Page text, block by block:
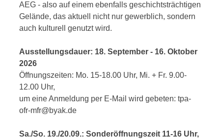
AEG - also auf einem ebenfalls geschichtsträchtigen
Gelände, das aktuell nicht nur gewerblich, sondern
auch kulturell genutzt wird.
Ausstellungsdauer: 18. September - 16. Oktober
2026
Öffnungszeiten: Mo. 15-18.00 Uhr, Mi. + Fr. 9.00-
12.00 Uhr,
um eine Anmeldung per E-Mail wird gebeten: tpa-
ofr-mfr@byak.de
Sa./So. 19./20.09.: Sonderöffnungszeit 11-16 Uhr,